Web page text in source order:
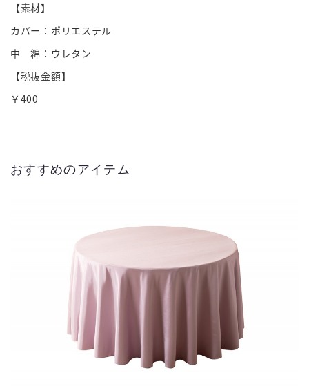
【素材】
カバー：ポリエステル
中 綿：ウレタン
【税抜金額】
￥400
おすすめのアイテム